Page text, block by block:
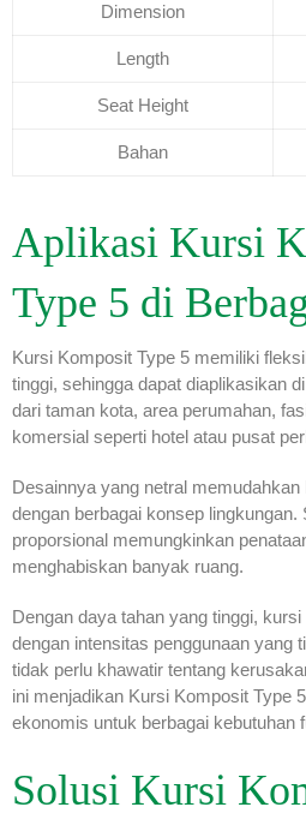
Dimension
Length
Seat Height
Bahan
Aplikasi Kursi
Type 5 di
Kursi Komposit Type 5 memiliki
tinggi, sehingga dapat diaplikasikan
dari taman kota, area perumahan,
komersial seperti hotel atau pusat
Desainnya yang netral
dengan berbagai konsep
proporsional memungkinkan
menghabiskan banyak ruang.
Dengan daya tahan yang tinggi,
dengan intensitas penggunaan yang
tidak perlu khawatir tentang
ini menjadikan Kursi Komposit Type
ekonomis untuk berbagai kebutuhan
Solusi Kursi